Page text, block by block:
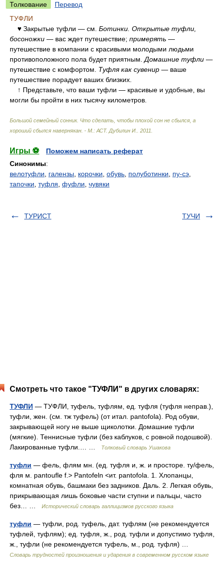
Толкование
Перевод
ТУФЛИ
♥ Закрытые туфли — см. Ботинки. Открытые туфли,
босоножки — вас ждет путешествие; примерять —
путешествие в компании с красивыми молодыми людьми
противоположного пола будет приятным. Домашние туфли —
путешествие с комфортом. Туфля как сувенир — ваше
путешествие порадует ваших близких.
↑ Представьте, что ваши туфли — красивые и удобные, вы
могли бы пройти в них тысячу километров.
Большой семейный сонник. Что сделать, чтобы плохой сон не сбылся, а
хороший сбылся навернякан. - М.: АСТ. Дубилин И. 2011
Игры ⚽
Поможем написать реферат
Синонимы:
велотуфли
галензы корочки обувь полуботинки пу-сэ
тапочки туфля фуфли чувяки
ТУРИСТ ТУЧИ
Смотреть что такое "ТУФЛИ" в других словарях:
ТУФЛИ — ТУФЛИ, туфель, туфлям, ед. туфля (туфля неправ.),
туфли, жен. (см. тж туфель) (от итал. pantofola). Род обуви,
закрывающей ногу не выше щиколотки. Домашние туфли
(мягкие). Теннисные туфли (без каблуков, с ровной подошвой).
Лакированные туфли.… …
Толковый словарь Ушакова
туфли — фель, флям мн. (ед. туфля и, ж. и просторе. ту/фель,
фля м. pantoufle f.> Pantofeln <ит. pantofola. 1. Хлопанцы,
комнатная обувь, башмаки без задников. Даль. 2. Легкая обувь,
прикрывающая лишь боковые части ступни и пальцы, часто
без… …
Исторический словарь галлицизмов русского языка
туфли — туфли, род. туфель, дат. туфлям (не рекомендуется
туфлей, туфлям); ед. туфля, ж., род. туфли и допустимо туфля,
ж., туфли (не рекомендуется туфель, м., род. туфля) …
Словарь трудностей произношения и ударения в современном русском языке